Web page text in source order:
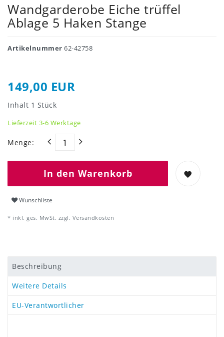
Wandgarderobe Eiche trüffel
Ablage 5 Haken Stange
Artikelnummer 62-42758
149,00 EUR
Inhalt 1 Stück
Lieferzeit 3-6 Werktage
Menge:
In den Warenkorb
Wunschliste
* inkl. ges. MwSt. zzgl. Versandkosten
Beschreibung
Weitere Details
EU-Verantwortlicher